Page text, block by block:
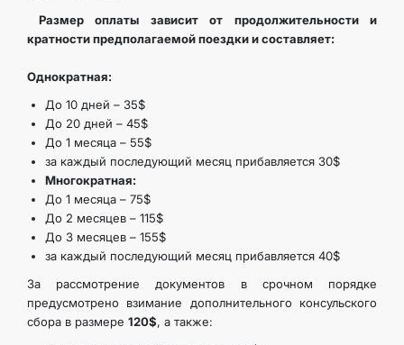
Размер оплаты зависит от продолжительности и
кратности предполагаемой поездки и составляет:
Однократная:
До 10 дней – 35$
До 20 дней – 45$
До 1 месяца – 55$
за каждый последующий месяц прибавляется 30$
Многократная:
До 1 месяца – 75$
До 2 месяцев – 115$
До 3 месяцев – 155$
за каждый последующий месяц прибавляется 40$
За рассмотрение документов в срочном порядке
предусмотрено взимание дополнительного консульского
сбора в размере 120$, а также: